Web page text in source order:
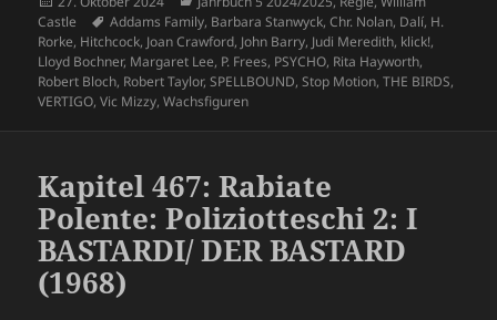
am
Castle
Schlagwörter
Addams Family, Barbara Stanwyck,Chr. Nolan, Dalí, H.
Rorke, Hitchcock, Joan Crawford, John Barry, Judi Meredith, klick!,
Lloyd Bochner, Margaret Lee, P. Frees, PSYCHO, Rita Hayworth,
Robert Bloch, Robert Taylor,SPELLBOUND,Stop Motion,THE BIRDS,
VERTIGO,Vic Mizzy,Wachsfiguren
Kapitel 467: Rabiate
Polente: Poliziotteschi 2: I
BASTARDI/ DER BASTARD
(1968)